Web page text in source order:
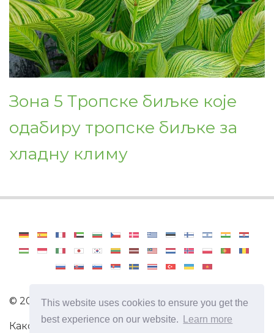
This website uses cookies to ensure you get the
best experience on our website.
Learn more
Зона 5 Тропске биљке које
одабиру тропске биљке за
хладну климу
© 2026Haenselblatt
Како постати професионални баштован. Корисне